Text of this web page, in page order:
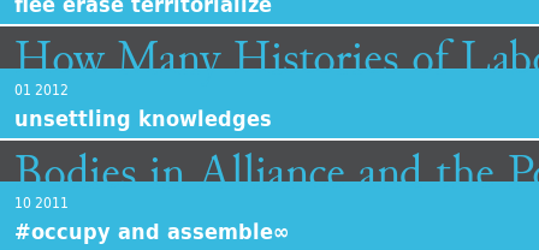
How Many Histories of
01 2012
unsettling knowledges
Bodies in Alliance and the
10 2011
#occupy and assemble∞